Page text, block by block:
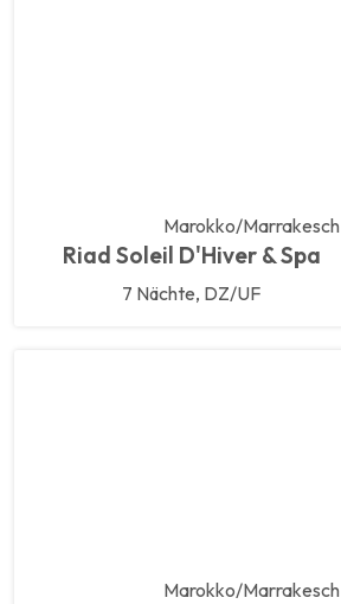
Marokko/Marrakesch
Riad Soleil D'Hiver & Spa
7 Nächte, DZ/UF
Marokko/Marrakesch